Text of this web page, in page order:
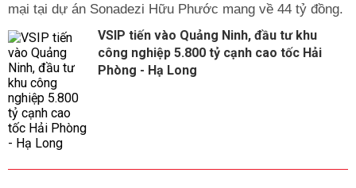
mại tại dự án Sonadezi Hữu Phước mang về 44 tỷ đồng.
VSIP tiến vào Quảng Ninh, đầu tư khu
công nghiệp 5.800 tỷ cạnh cao tốc Hải
Phòng - Hạ Long